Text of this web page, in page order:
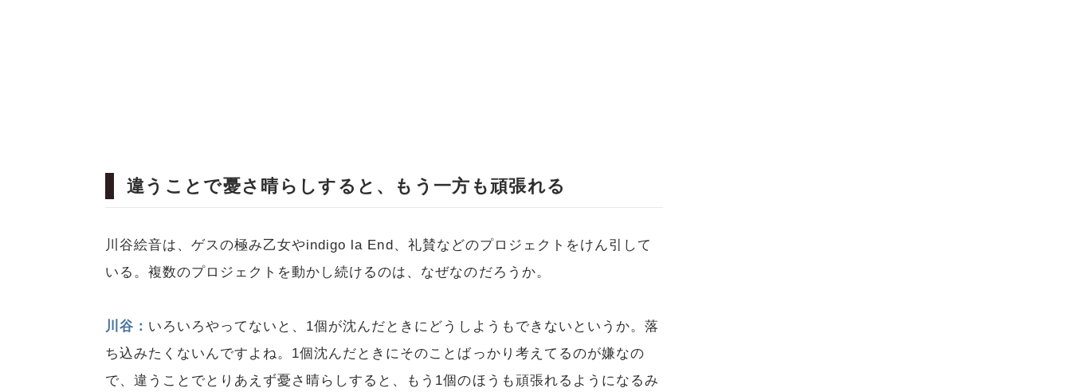
違うことで憂さ晴らしすると、もう一方も頑張れる
川谷絵音は、ゲスの極み乙女やindigo la End、礼賛などのプロジェクトをけん引して
いる。複数のプロジェクトを動かし続けるのは、なぜなのだろうか。
川谷： いろいろやってないと、1個が沈んだときにどうしようもできないというか。落
ち込みたくないんですよね。1個沈んだときにそのことばっかり考えてるのが嫌なの
で、違うことでとりあえず憂さ晴らしすると、もう1個のほうも頑張れるようになるみ